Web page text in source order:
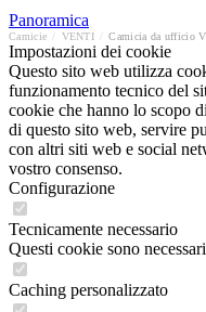
Panoramica
Camicie VENTI Camicia da ufficio
Impostazioni dei cookie
Questo sito web utilizza
funzionamento tecnico del
cookie che hanno lo scopo
di questo sito web, servire
con altri siti web e social
vostro consenso.
Configurazione
Tecnicamente necessario
Questi cookie sono
Caching personalizzato